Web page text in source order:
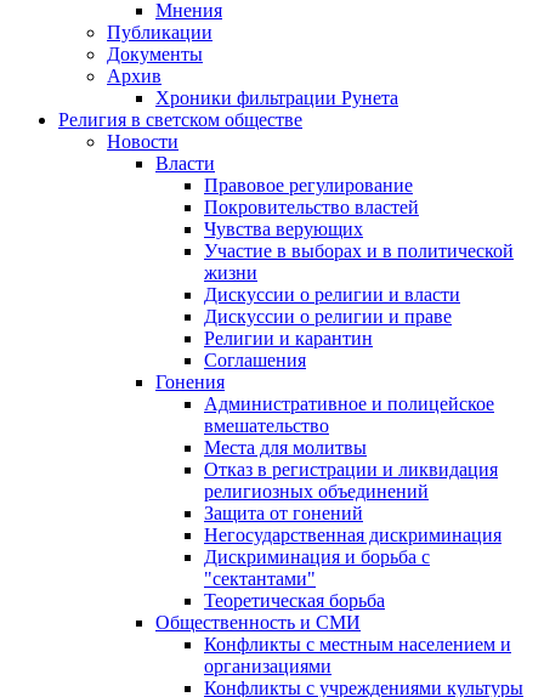
Мнения
Публикации
Документы
Архив
Хроники фильтрации Рунета
Религия в светском обществе
Новости
Власти
Правовое регулирование
Покровительство властей
Чувства верующих
Участие в выборах и в политической
жизни
Дискуссии о религии и власти
Дискуссии о религии и праве
Религии и карантин
Соглашения
Гонения
Административное и полицейское
вмешательство
Места для молитвы
Отказ в регистрации и ликвидация
религиозных объединений
Защита от гонений
Негосударственная дискриминация
Дискриминация и борьба с
"сектантами"
Теоретическая борьба
Общественность и СМИ
Конфликты с местным населением и
организациями
Конфликты с учреждениями культуры